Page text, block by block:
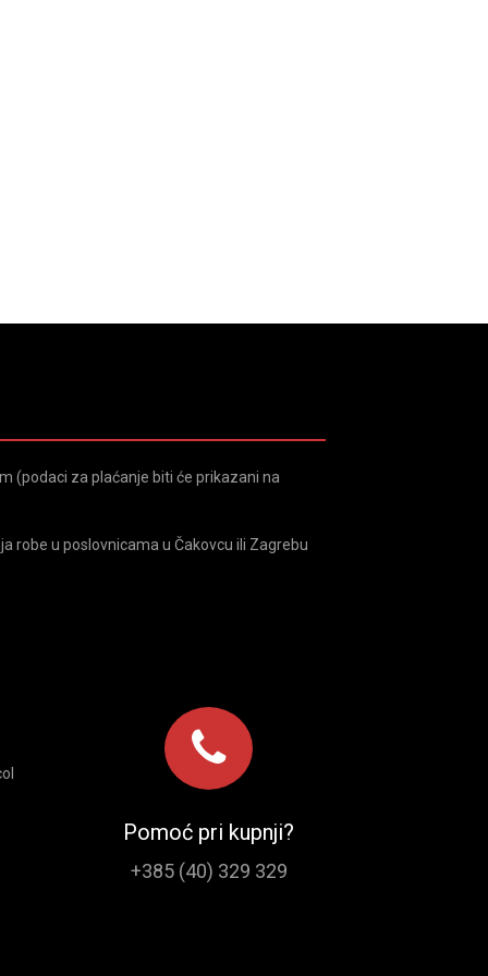
(podaci za plaćanje biti će prikazani na
robe u poslovnicama u Čakovcu ili Zagrebu
Pomoć pri kupnji?
+385 (40) 329 329